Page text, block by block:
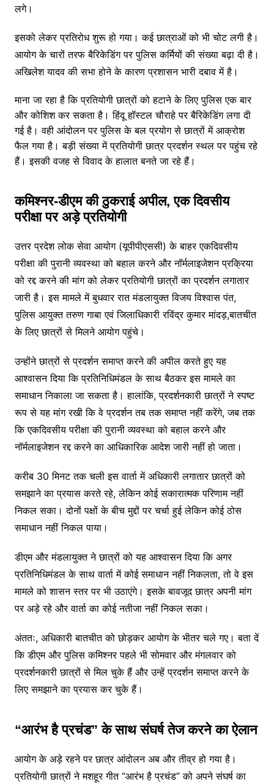
लगे।
इसको लेकर प्रतिरोध शुरू हो गया। कई छात्राओं को भी चोट लगी है।
आयोग के चारों तरफ बैरिकेडिंग पर पुलिस कर्मियों की संख्या बढ़ा दी है।
अखिलेश यादव की सभा होने के कारण प्रशासन भारी दबाव में है।
माना जा रहा है कि प्रतियोगी छात्रों को हटाने के लिए पुलिस एक बार
और कोशिश कर सकता है। हिंदू हॉस्टल चौराहे पर बैरिकेडिंग लगा दी
गई है। वही आंदोलन पर पुलिस के बल प्रयोग से छात्रों में आक्रोश
फैल गया है। बड़ी संख्या में प्रतियोगी छात्र प्रदर्शन स्थल पर पहुंच रहे
हैं। इसकी वजह से विवाद के हालात बनते जा रहे हैं।
कमिश्नर-डीएम की ठुकराई अपील, एक दिवसीय
परीक्षा पर अड़े प्रतियोगी
उत्तर प्रदेश लोक सेवा आयोग (यूपीपीएससी) के बाहर एकदिवसीय
परीक्षा की पुरानी व्यवस्था को बहाल करने और नॉर्मलाइजेशन प्रक्रिया
को रद्द करने की मांग को लेकर प्रतियोगी छात्रों का प्रदर्शन लगातार
जारी है। इस मामले में बुधवार रात मंडलायुक्त विजय विश्वास पंत,
पुलिस आयुक्त तरुण गाबा एवं जिलाधिकारी रविंद्र कुमार मांदड़,बातचीत
के लिए छात्रों से मिलने आयोग पहुंचे।
उन्होंने छात्रों से प्रदर्शन समाप्त करने की अपील करते हुए यह
आश्वासन दिया कि प्रतिनिधिमंडल के साथ बैठकर इस मामले का
समाधान निकाला जा सकता है। हालांकि, प्रदर्शनकारी छात्रों ने स्पष्ट
रूप से यह मांग रखी कि वे प्रदर्शन तब तक समाप्त नहीं करेंगे, जब तक
कि एकदिवसीय परीक्षा की पुरानी व्यवस्था को बहाल करने और
नॉर्मलाइजेशन रद्द करने का आधिकारिक आदेश जारी नहीं हो जाता।
करीब 30 मिनट तक चली इस वार्ता में अधिकारी लगातार छात्रों को
समझाने का प्रयास करते रहे, लेकिन कोई सकारात्मक परिणाम नहीं
निकल सका। दोनों पक्षों के बीच मुद्दों पर चर्चा हुई लेकिन कोई ठोस
समाधान नहीं निकल पाया।
डीएम और मंडलायुक्त ने छात्रों को यह आश्वासन दिया कि अगर
प्रतिनिधिमंडल के साथ वार्ता में कोई समाधान नहीं निकलता, तो वे इस
मामले को शासन स्तर पर भी उठाएंगे। इसके बावजूद छात्र अपनी मांग
पर अड़े रहे और वार्ता का कोई नतीजा नहीं निकल सका।
अंततः, अधिकारी बातचीत को छोड़कर आयोग के भीतर चले गए। बता दें
कि डीएम और पुलिस कमिश्नर पहले भी सोमवार और मंगलवार को
प्रदर्शनकारी छात्रों से मिल चुके हैं और उन्हें प्रदर्शन समाप्त करने के
लिए समझाने का प्रयास कर चुके हैं।
“आरंभ है प्रचंड” के साथ संघर्ष तेज करने का ऐलान
आयोग के अड़े रहने पर छात्र आंदोलन अब और तीव्र हो गया है।
प्रतियोगी छात्रों ने मशहूर गीत “आरंभ है प्रचंड” को अपने संघर्ष का